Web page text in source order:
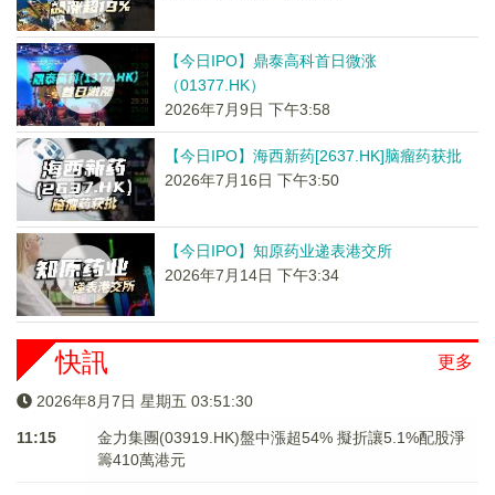
【今日IPO】鼎泰高科首日微涨
（01377.HK）
2026年7月9日 下午3:58
【今日IPO】海西新药[2637.HK]脑瘤药获批
2026年7月16日 下午3:50
【今日IPO】知原药业递表港交所
2026年7月14日 下午3:34
更多
快訊
2026年8月7日 星期五 03:51:30
11:15
金力集團(03919.HK)盤中漲超54% 擬折讓5.1%配股淨
籌410萬港元